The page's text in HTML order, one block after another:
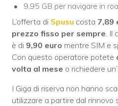
9,95 GB per navigare in
L’offerta di Spusu costa 7,89
prezzo fisso per sempre. Il
è di 9,90 euro mentre SIM e
Con questo operatore potete
volta al mese o richiedere un’
I Giga di riserva non hanno
utilizzare a partire dal rinnovo